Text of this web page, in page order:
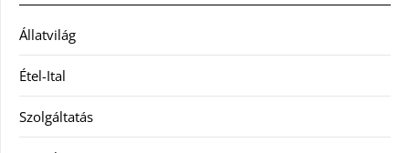
Állatvilág
Étel-Ital
Szolgáltatás